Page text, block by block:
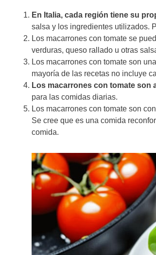
En Italia, cada región tiene su
salsa y los ingredientes utilizados.
Los macarrones con tomate se
verduras, queso rallado u otras
Los macarrones con tomate son
mayoría de las recetas no incluye
Los macarrones con tomate son
para las comidas diarias.
Los macarrones con tomate son
Se cree que es una comida
comida.